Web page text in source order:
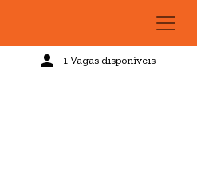
1 Vagas disponíveis